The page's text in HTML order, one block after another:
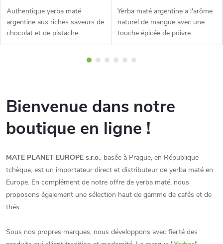
Authentique yerba maté
argentine aux riches saveurs de
chocolat et de pistache.
Yerba maté argentine a l'arôme
naturel de mangue avec une
touche épicée de poivre.
Bienvenue dans notre
boutique en ligne !
MATE PLANET EUROPE s.r.o., basée à Prague, en République
tchèque, est un importateur direct et distributeur de yerba maté en
Europe. En complément de notre offre de yerba maté, nous
proposons également une sélection haut de gamme de cafés et de
thés.
Sous nos propres marques, nous développons avec fierté des